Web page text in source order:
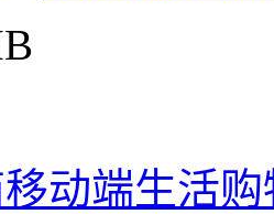
动端生活